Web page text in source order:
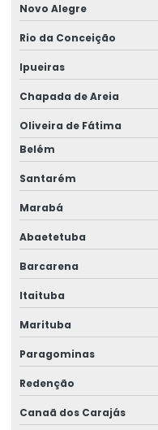
Novo Alegre
Rio da Conceição
Ipueiras
Chapada de Areia
Oliveira de Fátima
Belém
Santarém
Marabá
Abaetetuba
Barcarena
Itaituba
Marituba
Paragominas
Redenção
Canaã dos Carajás